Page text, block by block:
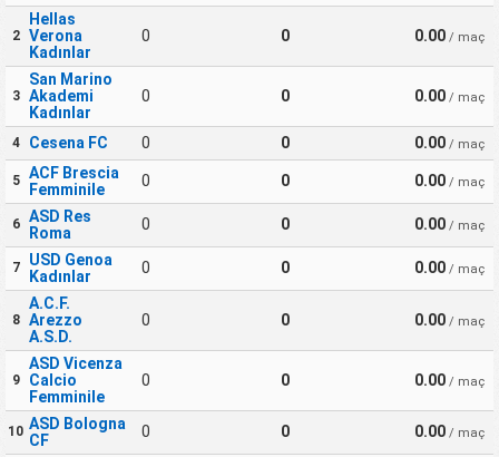
2
Hellas
Verona
Kadınlar
0 0 0.00/ maç
3
San Marino
Akademi
Kadınlar
0 0 0.00/ maç
4 Cesena FC 0 0 0.00/ maç
5
ACF Brescia
Femminile
0 0 0.00/ maç
6
ASD Res
Roma
0 0 0.00/ maç
7
USD Genoa
Kadınlar
0 0 0.00/ maç
8
A.C.F.
Arezzo
A.S.D.
0 0 0.00/ maç
9
ASD Vicenza
Calcio
Femminile
0 0 0.00/ maç
10 ASD Bologna
CF
0 0 0.00/ maç